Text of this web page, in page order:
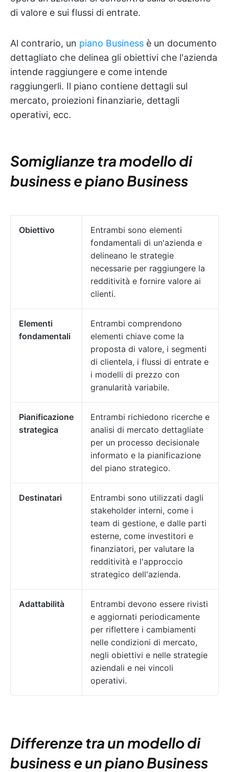
di valore e sui flussi di entrate.
Al contrario, un piano Business è un documento
dettagliato che delinea gli obiettivi che l'azienda
intende raggiungere e come intende
raggiungerli. Il piano contiene dettagli sul
mercato, proiezioni finanziarie, dettagli
operativi, ecc.
Somiglianze tra modello di
business e piano Business
Obiettivo
Entrambi sono elementi
fondamentali di un'azienda e
delineano le strategie
necessarie per raggiungere la
redditività e fornire valore ai
clienti.
Elementi
fondamentali
Entrambi comprendono
elementi chiave come la
proposta di valore, i segmenti
di clientela, i flussi di entrate e
i modelli di prezzo con
granularità variabile.
Pianificazione
strategica
Entrambi richiedono ricerche e
analisi di mercato dettagliate
per un processo decisionale
informato e la pianificazione
del piano strategico.
Destinatari
Entrambi sono utilizzati dagli
stakeholder interni, come i
team di gestione, e dalle parti
esterne, come investitori e
finanziatori, per valutare la
redditività e l'approccio
strategico dell'azienda.
Adattabilità
Entrambi devono essere rivisti
e aggiornati periodicamente
per riflettere i cambiamenti
nelle condizioni di mercato,
negli obiettivi e nelle strategie
aziendali e nei vincoli
operativi.
Differenze tra un modello di
business e un piano Business